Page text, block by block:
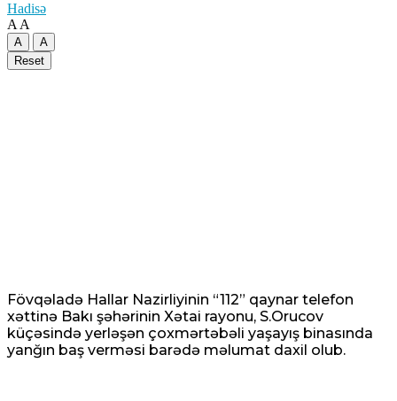
Hadisə
A A
A
A
Reset
Fövqəladə Hallar Nazirliyinin “112” qaynar telefon
xəttinə Bakı şəhərinin Xətai rayonu, S.Orucov
küçəsində yerləşən çoxmərtəbəli yaşayış binasında
yanğın baş verməsi barədə məlumat daxil olub.